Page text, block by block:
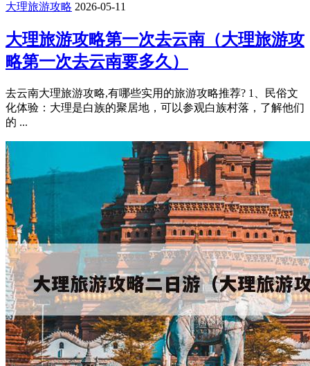
大理旅游攻略 2026-05-11
大理旅游攻略第一次去云南（大理旅游攻
略第一次去云南要多久）
去云南大理旅游攻略,有哪些实用的旅游攻略推荐? 1、民俗文
化体验：大理是白族的聚居地，可以参观白族村落，了解他们
的 ...